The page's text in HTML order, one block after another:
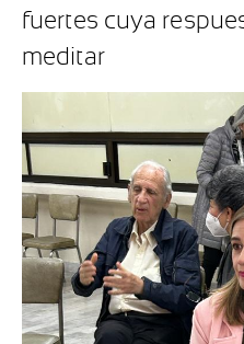
fuertes cuya
meditar